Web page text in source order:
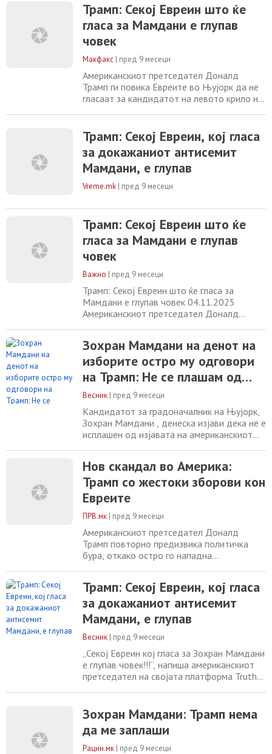
Мамдани победи. Мамдани рече дека „тие
закани ќе бидат третирани онака како што
заслужуваат, како зборови на
претседателот, а не нужно како закон на
земјата“. Фаворитот на
Трамп: Секој Евреин што ќе
гласа за Мамдани е глупав
човек
Макфакс | пред 9 месеци
Американскиот претседател Доналд
Трамп ги повика Евреите во Њујорк да не
гласаат за кандидатот на левото крило на
Евреите“. „Секој Евреин што ќе гласа за
Зохран Мамдани е глупaв човек!“, напиша
Трамп на својата платформа Truth Social,
обвинувајќи го 34-годишниот кандидат
Трамп: Секој Евреин, кој гласа
за докажаниот антисемит
Мамдани, е глупав
Vreme.mk | пред 9 месеци
Трамп: Секој Евреин што ќе
гласа за Мамдани е глупав
човек
Важно | пред 9 месеци
Трамп: Секој Евреин што ќе гласа за
Мамдани е глупав човек 04.11.2025
Американскиот претседател Доналд
Демократската партија, Зохран Мамдани,
нарекувајќи го „докажан мразител на
Евреите“. „Секој Евреин што ќе гласа за
Зохран Мамдани е глупaв човек!“, напиша
Трамп на својата
Зохран Мамдани на денот на
изборите остро му одговори
на Трамп: Не се плашам од
закани
Весник | пред 9 месеци
Кандидатот за градоначалник на Њујорк,
Зохран Мамдани , денеска изјави дека не е
исплашен од изјавата на американскиот
доколку неговиот фаворит, поранешниот
гувернер на државата Њујорк, Ендру
Куомо, не победи на изборите за
градоначалник. „Ќе ги третирам неговите
закани како што
Нов скандал во Америка:
Трамп со жестоки зборови кон
Евреите
ПРВ.мк | пред 9 месеци
Американскиот претседател Доналд
Трамп повторно предизвика политичка
бура, откако остро го нападна
Мамдани, нарекувајќи го „докажан и
самопрогласен мразител на Евреи“. Во
објава на неговата платформа Truth Social,
Трамп напиша: „Секој Евреин што гласа за
Зохран Мамдани е глупав човек.“ Оваа
Трамп: Секој Евреин, кој гласа
за докажаниот антисемит
Мамдани, е глупав
Весник | пред 9 месеци
„Секој Евреин кој гласа за Зохран Мамдани
е глупав човек!!!“, напиша американскиот
претседател на својата платформа Truth
Мамдани , 34-годишен муслимански
демократски социјалист роден во Уганда,
е страствен застапник на палестинската
кауза, а неговите ставови за Израел
Зохран Мамдани: Трамп нема
да ме заплаши
Рацин.мк | пред 9 месеци